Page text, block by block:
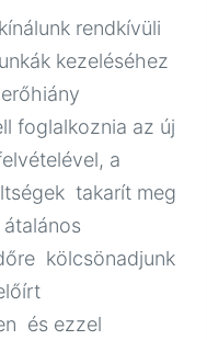
rendkívüli
kezeléséhez
foglalkoznia az új
a
takarít meg
kölcsönadjunk
és ezzel